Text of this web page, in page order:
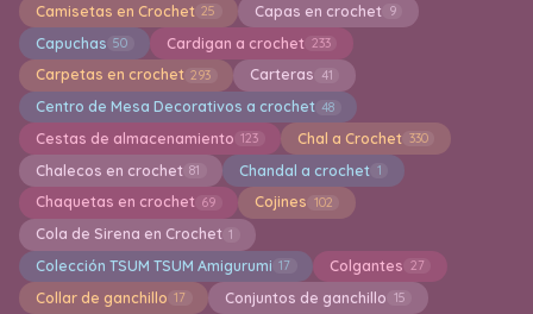
Camisetas en Crochet 25 Capas en crochet 9
Capuchas 50 Cardigan a crochet 233
Carpetas en crochet 293 Carteras 41
Centro de Mesa Decorativos a crochet 48
Cestas de almacenamiento 123 Chal a Crochet 330
Chalecos en crochet 81 Chandal a crochet 1
Chaquetas en crochet 69 Cojines 102
Cola de Sirena en Crochet 1
Colección TSUM TSUM Amigurumi 17 Colgantes 27
Collar de ganchillo 17 Conjuntos de ganchillo 15